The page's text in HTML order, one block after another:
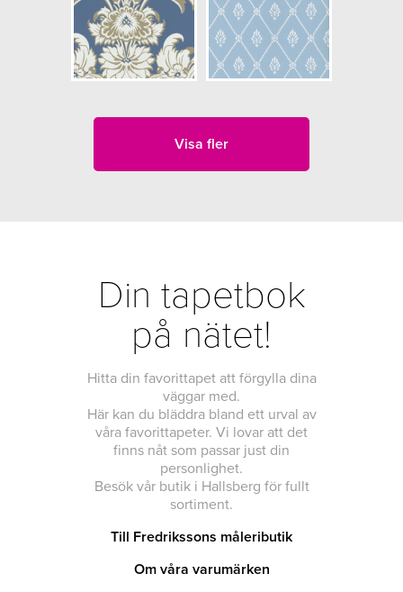
Visa fler
Din tapetbok
på nätet!
Hitta din favorittapet att förgylla dina
väggar med.
Här kan du bläddra bland ett urval av
våra favorittapeter. Vi lovar att det
finns nåt som passar just din
personlighet.
Besök vår butik i Hallsberg för fullt
sortiment.
Till Fredrikssons måleributik
Om våra varumärken